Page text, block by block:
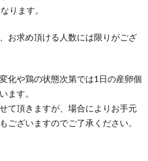
ります。
お求め頂ける人数には限りがござ
化や鶏の状態次第では1日の産卵個
ます。
て頂きますが、場合によりお手元
ございますのでご了承ください。